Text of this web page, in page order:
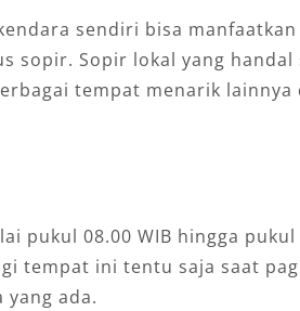
sendiri bisa
sopir. Sopir lokal yang
tempat menarik lainnya
pukul 08.00 WIB hingga pukul
tempat ini tentu saja saat
yang ada.